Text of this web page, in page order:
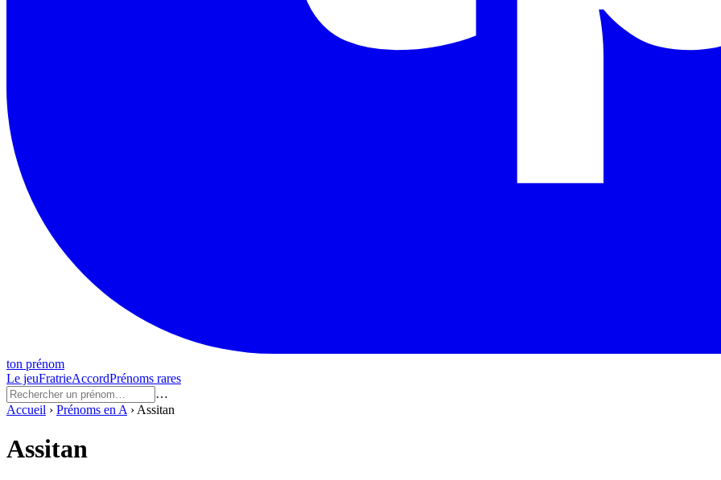
ton prénom
Le jeuFratrieAccordPrénoms rares
…
Accueil › Prénoms en A › Assitan
Assitan